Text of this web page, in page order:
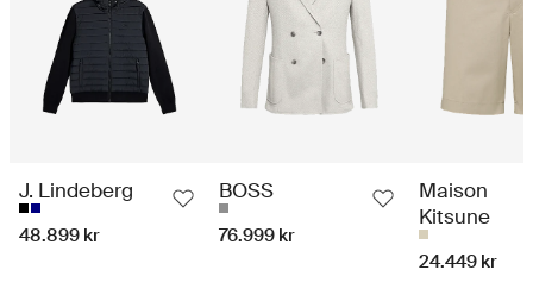
J. Lindeberg
48.899 kr
BOSS
76.999 kr
Maison
Kitsune
24.449 kr